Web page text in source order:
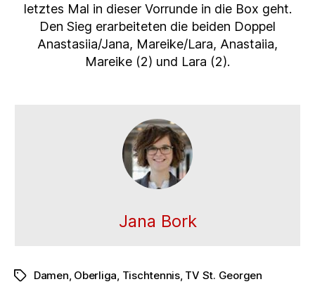
letztes Mal in dieser Vorrunde in die Box geht.
Den Sieg erarbeiteten die beiden Doppel
Anastasiia/Jana, Mareike/Lara, Anastaiia,
Mareike (2) und Lara (2).
Jana Bork
Schlagwörter
Damen Oberliga Tischtennis, TV St. Georgen